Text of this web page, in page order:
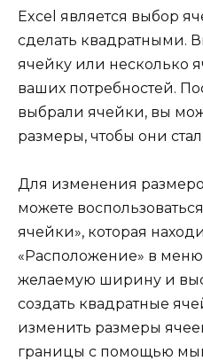
Excel является выбор
сделать квадратными.
ячейку или несколько
ваших потребностей.
выбрали ячейки, вы
размеры, чтобы они
Для изменения
можете
ячейки», которая
«Расположение» в
желаемую ширину и
создать квадратные
изменить размеры
границы с помощью